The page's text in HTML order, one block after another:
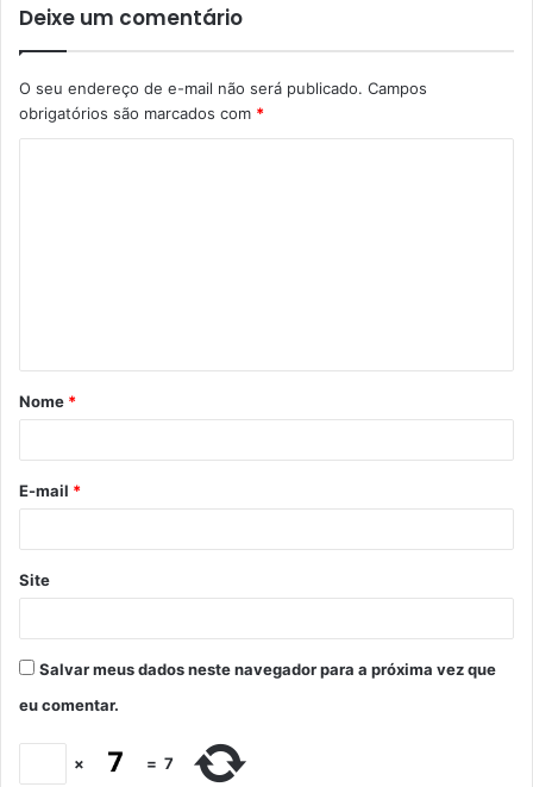
Deixe um comentário
O seu endereço de e-mail não será publicado. Campos
obrigatórios são marcados com *
Nome *
E-mail *
Site
Salvar meus dados neste navegador para a próxima vez que
eu comentar.
× = 7